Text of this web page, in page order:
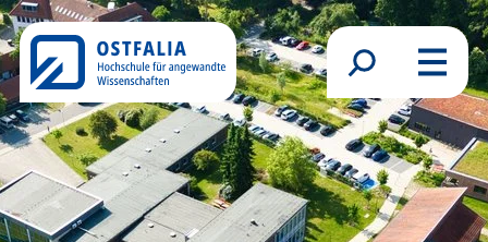
Direkt zum Inhalt
Suchformular
Menü